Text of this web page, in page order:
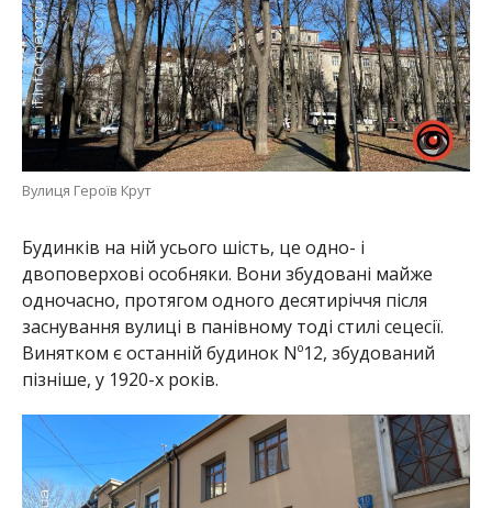
Вулиця Героїв Крут
Будинків на ній усього шість, це одно- і
двоповерхові особняки. Вони збудовані майже
одночасно, протягом одного десятиріччя після
заснування вулиці в панівному тоді стилі сецесії.
Винятком є останній будинок Nº12, збудований
пізніше, у 1920-х років.